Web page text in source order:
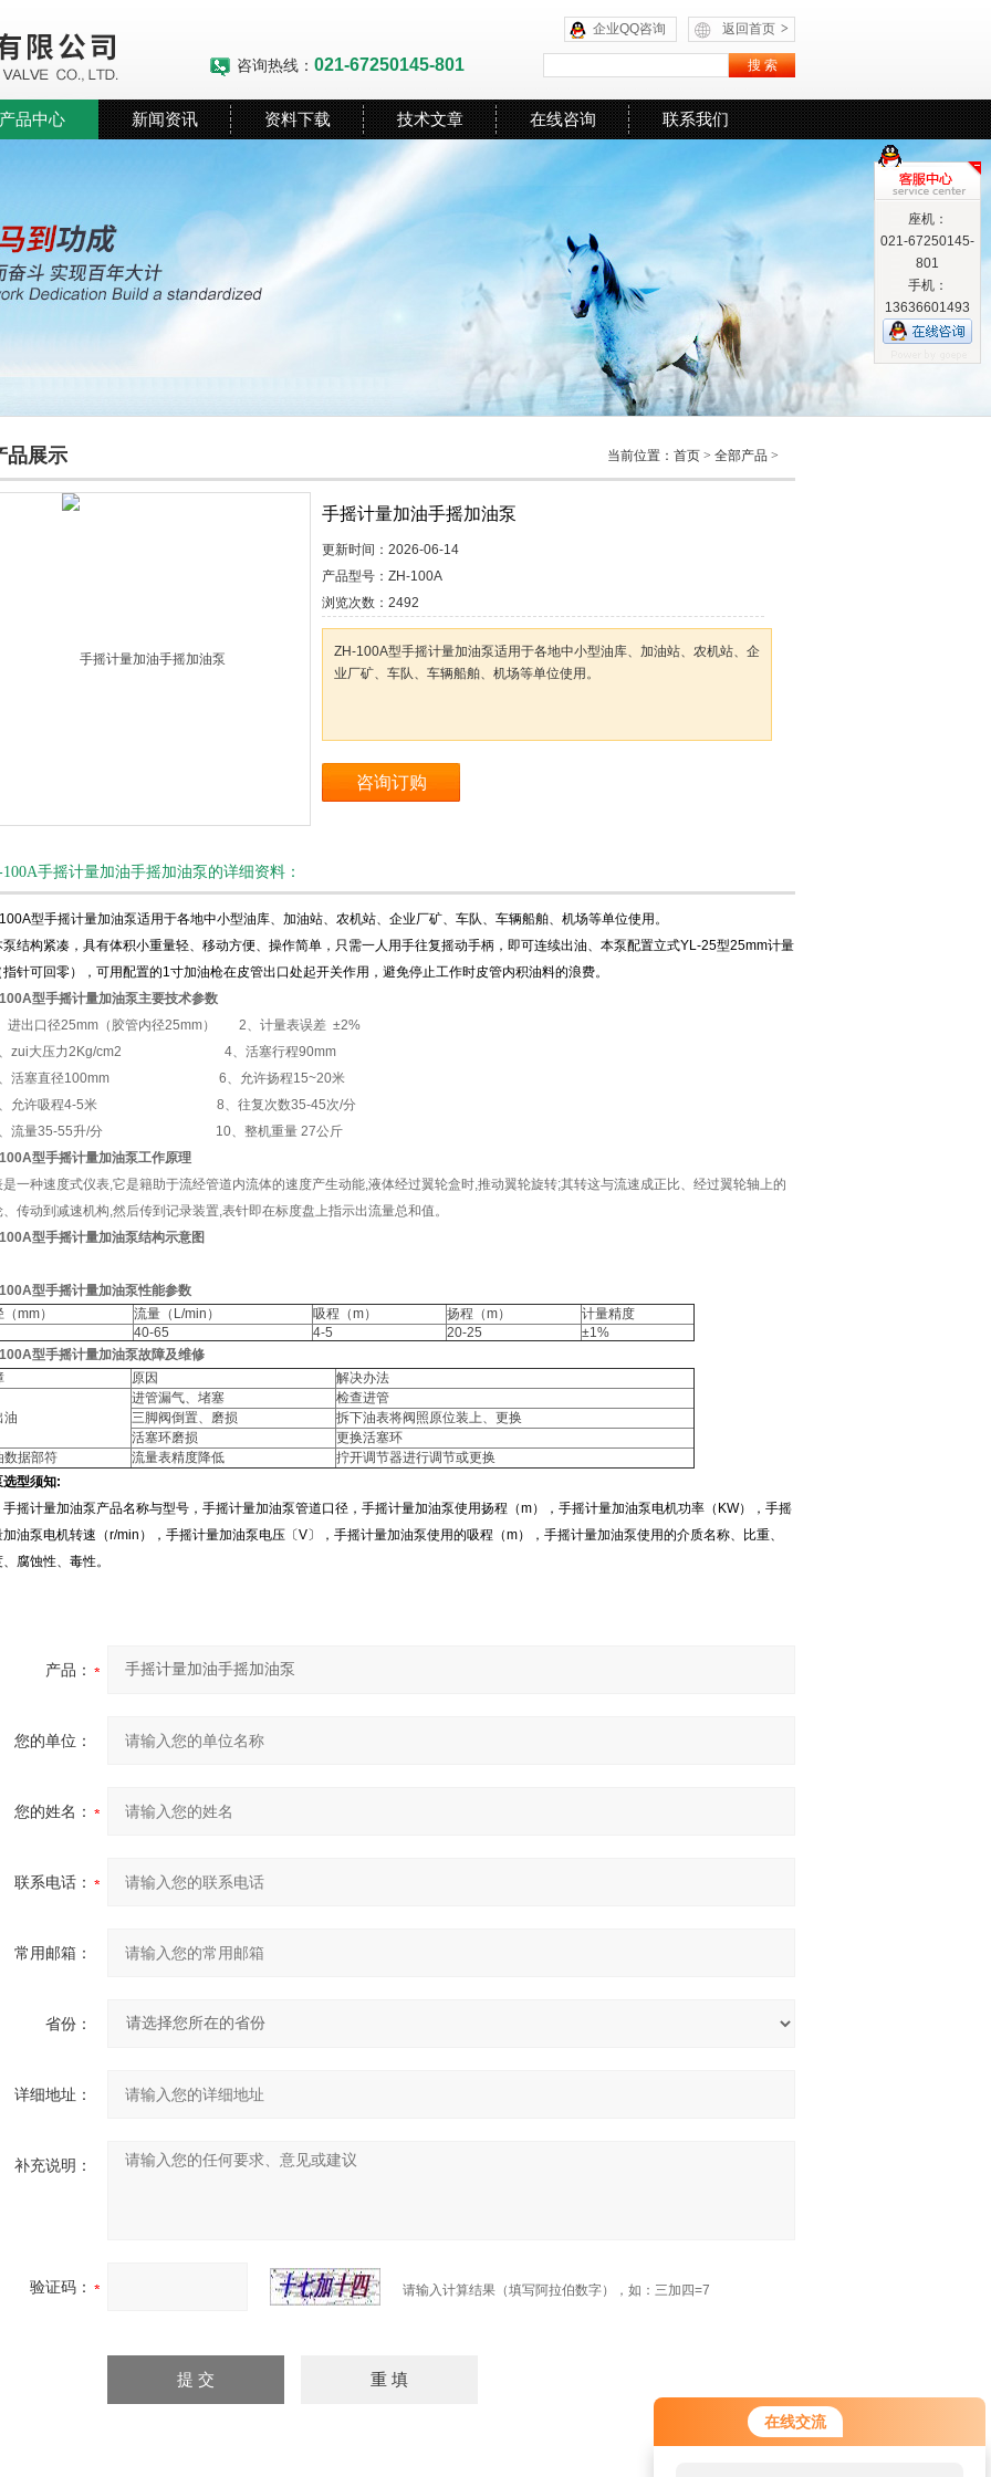
在线交流
返回首页 >
企业QQ咨询
咨询热线： 021-67250145-801
产品中心 新闻资讯 资料下载 技术文章 在线咨询 联系我们
品展示 当前位置： 首页 > 全部产品 >
手摇计量加油手摇加油泵
更新时间： 2026-06-14
产品型号： ZH-100A
浏览次数： 2492
ZH-100A型手摇计量加油泵适用于各地中小型油库、加油站、农机站、企
业厂矿、车队、车辆船舶、机场等单位使用。
咨询订购
手摇计量加油手摇加油泵的详细资料：
型手摇计量加油泵适用于各地中小型油库、加油站、农机站、企业厂矿、车队、车辆船舶、机场等单位使用。
结构紧凑，具有体积小重量轻、移动方便、操作简单，只需一人用手往复摇动手柄，即可连续出油、本泵配置立式YL-25型25mm计量
指针可回零），可用配置的1寸加油枪在皮管出口处起开关作用，避免停止工作时皮管内积油料的浪费。
型手摇计量加油泵主要技术参数
进出口径25mm（胶管内径25mm） 2、计量表误差 ±2%
zui大压力2Kg/cm2 4、活塞行程90mm
活塞直径100mm 6、允许扬程15~20米
允许吸程4-5米 8、往复次数35-45次/分
流量35-55升/分 10、整机重量 27公斤
型手摇计量加油泵工作原理
是一种速度式仪表,它是籍助于流经管道内流体的速度产生动能,液体经过翼轮盒时,推动翼轮旋转;其转这与流速成正比、经过翼轮轴上的
、传动到减速机构,然后传到记录装置,表针即在标度盘上指示出流量总和值。
型手摇计量加油泵结构示意图
型手摇计量加油泵性能参数
mm）
流量（L/min） 吸程（m） 扬程（m）
计量精度
40-65 4-5 20-25
±1%
型手摇计量加油泵故障及维修
原因 解决办法
油
进管漏气、堵塞
检查进管
三脚阀倒置、磨损
拆下油表将阀照原位装上、更换
活塞环磨损
更换活塞环
数据部符
流量表精度降低
拧开调节器进行调节或更换
选型须知:
手摇计量加油泵产品名称与型号，手摇计量加油泵管道口径，手摇计量加油泵使用扬程（m），手摇计量加油泵电机功率（KW），手摇
加油泵电机转速（r/min），手摇计量加油泵电压〔V〕，手摇计量加油泵使用的吸程（m），手摇计量加油泵使用的介质名称、比重、
腐蚀性、毒性。
产品：
您的单位：
您的姓名：
联系电话：
常用邮箱：
省份：
详细地址：
补充说明：
验证码： 请输入计算结果（填写阿拉伯数字），如：三加四=7
座机：
021-67250145-
801
手机：
13636601493